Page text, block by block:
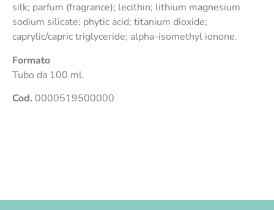
silk; parfum (fragrance); lecithin; lithium magnesium
sodium silicate; phytic acid; titanium dioxide;
caprylic/capric triglyceride; alpha-isomethyl ionone.
Formato
Tubo da 100 ml.
Cod. 0000519500000